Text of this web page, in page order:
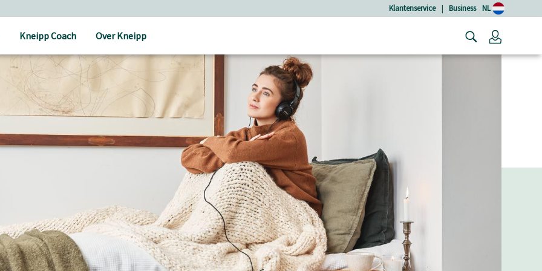
Klantenservice | Business NL
Kneipp Coach Over Kneipp